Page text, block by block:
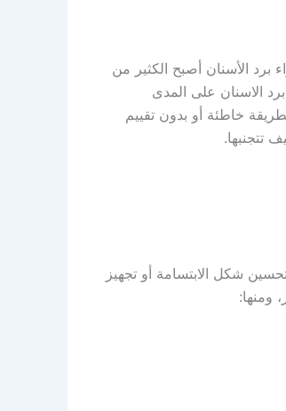
برد الأسنان أصبح الكثير من
الاسنان على المدى
خاطئة أو بدون تقييم
تتجنبها.
شكل الابتسامة أو تجهيز
ومنها: